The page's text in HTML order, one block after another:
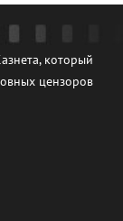
который
цензоров